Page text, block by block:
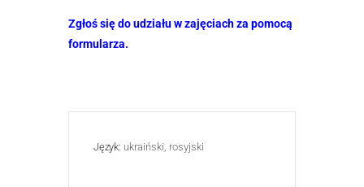
Zgłoś się do udziału w zajęciach za pomocą
formularza.
Język: ukraiński, rosyjski